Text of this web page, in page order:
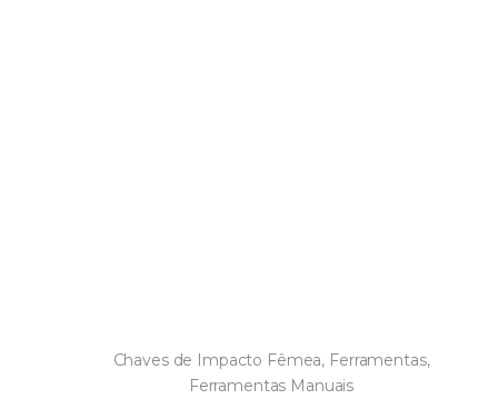
Chaves de Impacto Fêmea, Ferramentas,
Ferramentas Manuais